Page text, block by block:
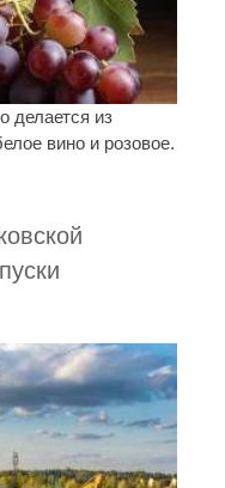
делается из
вино и розовое.